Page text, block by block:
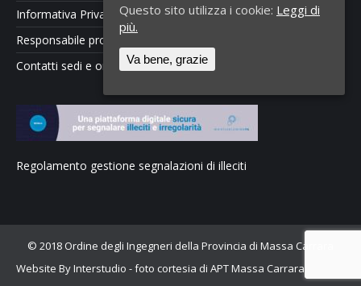
Informativa Privacy e Cookie Policy
Responsabile protezione dati
Contatti sedi e orari
Regolamento gestione segnalazioni di illeciti
© 2018 Ordine degli Ingegneri della Provincia di Massa Carrara
Website By Interstudio - foto cortesia di APT Massa Carrara
Questo sito utilizza i cookie: Leggi di
più.
Va bene, grazie